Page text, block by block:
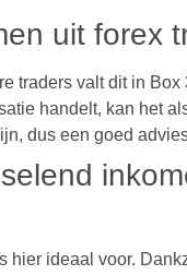
uit forex
traders valt dit in
handelt, kan het
dus een goed
hier ideaal voor.